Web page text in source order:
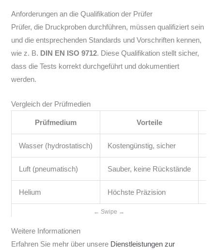
Anforderungen an die Qualifikation der Prüfer
Prüfer, die Druckproben durchführen, müssen qualifiziert sein
und die entsprechenden Standards und Vorschriften kennen,
wie z. B. DIN EN ISO 9712. Diese Qualifikation stellt sicher,
dass die Tests korrekt durchgeführt und dokumentiert
werden.
Vergleich der Prüfmedien
Prüfmedium Vorteile
Wasser (hydrostatisch) Kostengünstig, sicher
Luft (pneumatisch) Sauber, keine Rückstände
Helium Höchste Präzision
Weitere Informationen
Erfahren Sie mehr über unsere Dienstleistungen zur